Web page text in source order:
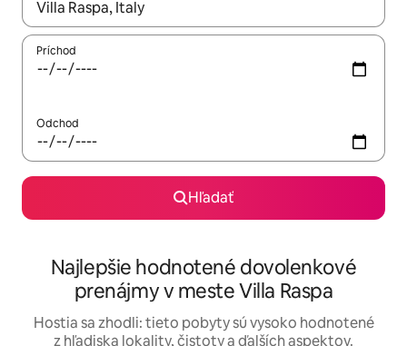
Keď budú výsledky k dispozícii, môžete si ich prechádzať
Príchod
Odchod
Hľadať
Najlepšie hodnotené dovolenkové
prenájmy v meste Villa Raspa
Hostia sa zhodli: tieto pobyty sú vysoko hodnotené
z hľadiska lokality, čistoty a ďalších aspektov.